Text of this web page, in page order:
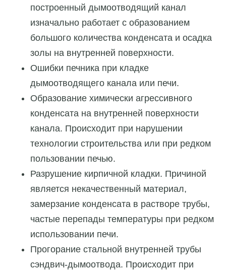
построенный дымоотводящий канал
изначально работает с образованием
большого количества конденсата и осадка
золы на внутренней поверхности.
Ошибки печника при кладке
дымоотводящего канала или печи.
Образование химически агрессивного
конденсата на внутренней поверхности
канала. Происходит при нарушении
технологии строительства или при редком
пользовании печью.
Разрушение кирпичной кладки. Причиной
является некачественный материал,
замерзание конденсата в растворе трубы,
частые перепады температуры при редком
использовании печи.
Прогорание стальной внутренней трубы
сэндвич-дымоотвода. Происходит при